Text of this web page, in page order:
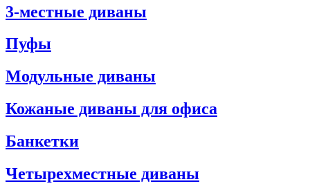
3-местные диваны
Пуфы
Модульные диваны
Кожаные диваны для офиса
Банкетки
Четырехместные диваны